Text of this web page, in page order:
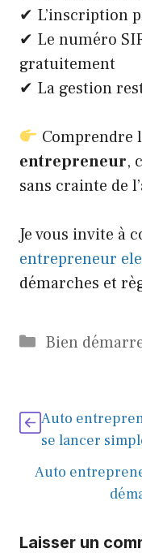
✔ L’inscription
✔ Le numéro
gratuitement
✔ La gestion
Comprendre
entrepreneur,
sans crainte de
Je vous invite à
entrepreneur
démarches et
Catégories
Bien
Auto
se lancer
Auto
Laisser un